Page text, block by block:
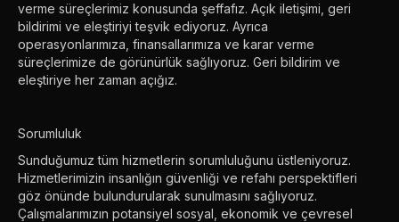
verme süreçlerimiz konusunda şeffafız. Açık iletişimi, geri
bildirimi ve eleştiriyi teşvik ediyoruz. Ayrıca
operasyonlarımıza, finansallarımıza ve karar verme
süreçlerimize de görünürlük sağlıyoruz. Geri bildirim ve
eleştiriye her zaman açığız.
Sorumluluk
Sunduğumuz tüm hizmetlerin sorumluluğunu üstleniyoruz.
Hizmetlerimizin insanlığın güvenliği ve refahı perspektifleri
göz önünde bulundurularak sunulmasını sağlıyoruz.
Çalışmalarımızın potansiyel sosyal, ekonomik ve çevresel